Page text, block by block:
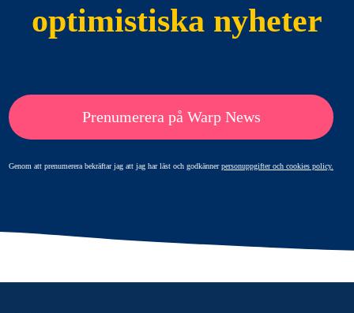
optimistiska nyheter
Prenumerera på Warp News
Genom att prenumerera bekräftar jag att jag har läst och godkännerpersonuppgifter och cookies policy.